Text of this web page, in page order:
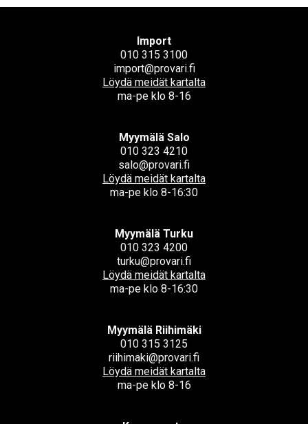
Import
010 315 3100
import@provari.fi
Löydä meidät kartalta
ma-pe klo 8-16
Myymälä Salo
010 323 4210
salo@provari.fi
Löydä meidät kartalta
ma-pe klo 8-16:30
Myymälä Turku
010 323 4200
turku@provari.fi
Löydä meidät kartalta
ma-pe klo 8-16:30
Myymälä Riihimäki
010 315 3125
riihimaki@provari.fi
Löydä meidät kartalta
ma-pe klo 8-16